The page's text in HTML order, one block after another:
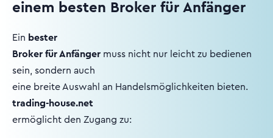
einem besten Broker für Anfänger
Ein bester
Broker für Anfänger muss nicht nur leicht zu bedienen
sein, sondern auch
eine breite Auswahl an Handelsmöglichkeiten bieten.
trading-house.net
ermöglicht den Zugang zu: